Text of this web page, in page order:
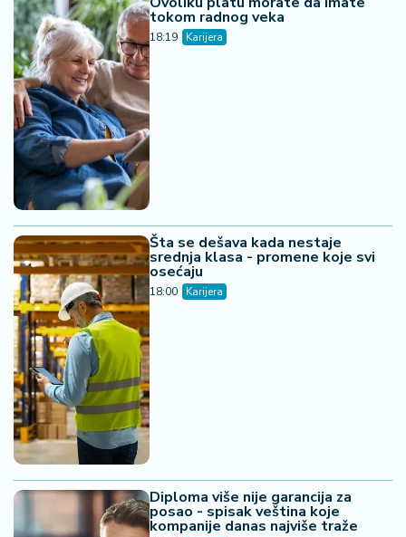
tokom radnog veka
18:19 Karijera
Šta se dešava kada nestaje
srednja klasa - promene koje svi
osećaju
18:00 Karijera
Diploma više nije garancija za
posao - spisak veština koje
kompanije danas najviše traže